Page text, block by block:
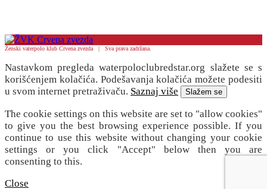
Ženski vaterpolo klub Crvena zvezda | Sva prava zadržana.
Nastavkom pregleda waterpoloclubredstar.org slažete se s
korišćenjem kolačića. Podešavanja kolačića možete podesiti
u svom internet pretraživaču. Saznaj više Slažem se
The cookie settings on this website are set to "allow cookies"
to give you the best browsing experience possible. If you
continue to use this website without changing your cookie
settings or you click "Accept" below then you are
consenting to this.
Close